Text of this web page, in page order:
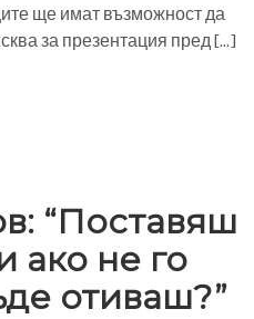
ще имат възможност да
за презентация пред […]
“Поставяш
ако не го
отиваш?”